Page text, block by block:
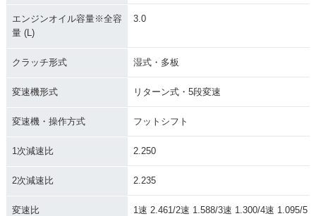
エンジンオイル容量※全容
量 (L)
3.0
クラッチ形式 湿式・多板
変速機形式 リターン式・5段変速
変速機・操作方式 フットシフト
1次減速比 2.250
2次減速比 2.235
変速比
1速 2.461/2速 1.588/3速 1.300/4速 1.095/5